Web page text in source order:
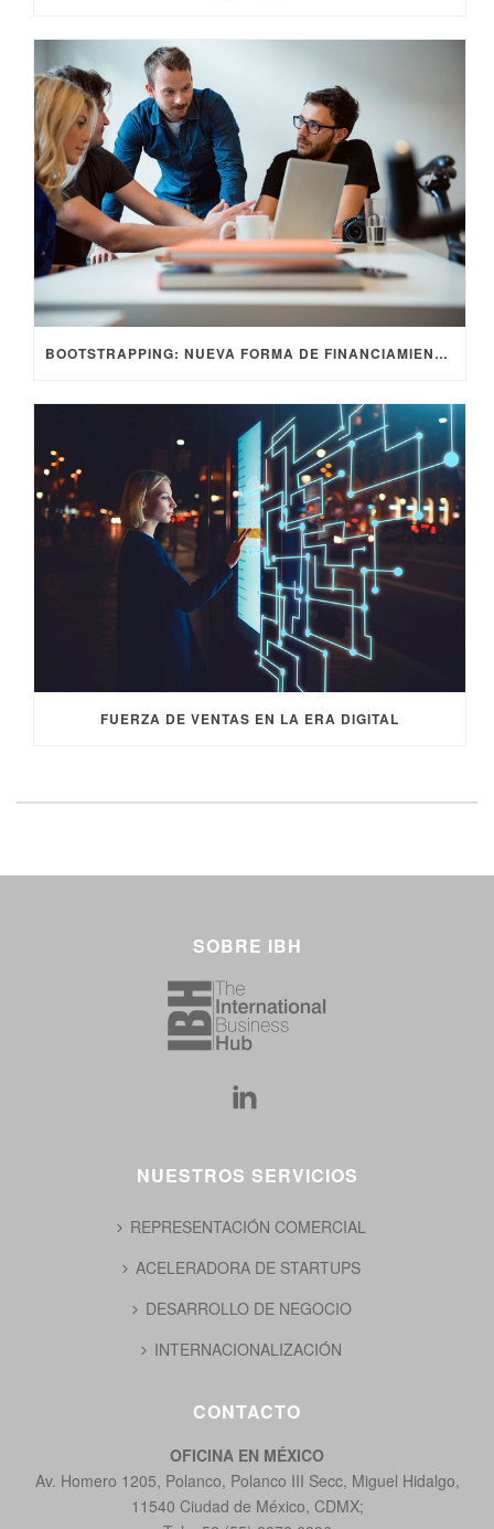
BOOTSTRAPPING: NUEVA FORMA DE FINANCIAMIENTO DE STARTUPS
FUERZA DE VENTAS EN LA ERA DIGITAL
SOBRE IBH
NUESTROS SERVICIOS
REPRESENTACIÓN COMERCIAL
ACELERADORA DE STARTUPS
DESARROLLO DE NEGOCIO
INTERNACIONALIZACIÓN
CONTACTO
OFICINA EN MÉXICO
Av. Homero 1205, Polanco, Polanco III Secc, Miguel Hidalgo,
11540 Ciudad de México, CDMX;